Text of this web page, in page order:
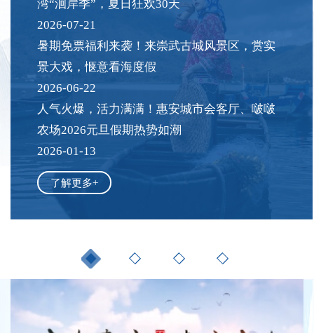
湾“洄岸季”，夏日狂欢30天
2026-07-21
暑期免票福利来袭！来崇武古城风景区，赏实
景大戏，惬意看海度假
2026-06-22
人气火爆，活力满满！惠安城市会客厅、啵啵
农场2026元旦假期热势如潮
2026-01-13
了解更多+